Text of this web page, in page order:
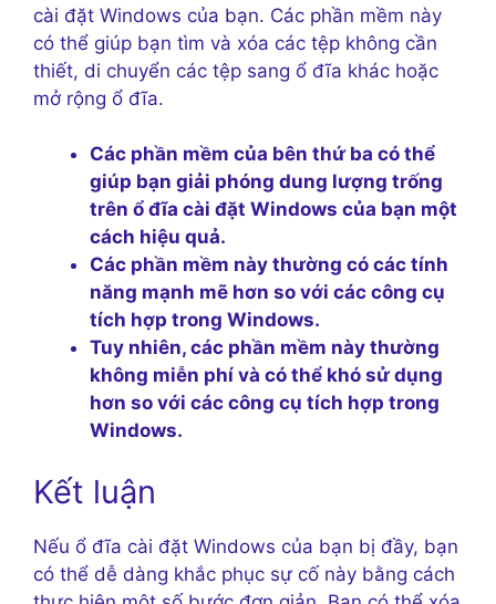
cài đặt Windows của bạn. Các phần mềm này
có thể giúp bạn tìm và xóa các tệp không cần
thiết, di chuyển các tệp sang ổ đĩa khác hoặc
mở rộng ổ đĩa.
Các phần mềm của bên thứ ba có thể
giúp bạn giải phóng dung lượng trống
trên ổ đĩa cài đặt Windows của bạn một
cách hiệu quả.
Các phần mềm này thường có các tính
năng mạnh mẽ hơn so với các công cụ
tích hợp trong Windows.
Tuy nhiên, các phần mềm này thường
không miễn phí và có thể khó sử dụng
hơn so với các công cụ tích hợp trong
Windows.
Kết luận
Nếu ổ đĩa cài đặt Windows của bạn bị đầy, bạn
có thể dễ dàng khắc phục sự cố này bằng cách